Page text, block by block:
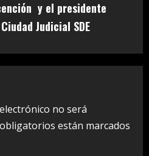
y el presidente
Judicial SDE
no será
están marcados